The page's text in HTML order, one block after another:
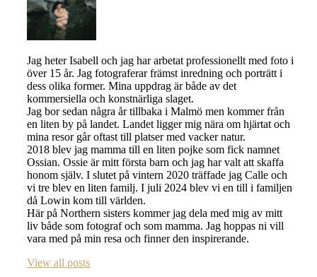
Jag heter Isabell och jag har arbetat professionellt med foto i
över 15 år. Jag fotograferar främst inredning och porträtt i
dess olika former. Mina uppdrag är både av det
kommersiella och konstnärliga slaget.
Jag bor sedan några år tillbaka i Malmö men kommer från
en liten by på landet. Landet ligger mig nära om hjärtat och
mina resor går oftast till platser med vacker natur.
2018 blev jag mamma till en liten pojke som fick namnet
Ossian. Ossie är mitt första barn och jag har valt att skaffa
honom själv. I slutet på vintern 2020 träffade jag Calle och
vi tre blev en liten familj. I juli 2024 blev vi en till i familjen
då Lowin kom till världen.
Här på Northern sisters kommer jag dela med mig av mitt
liv både som fotograf och som mamma. Jag hoppas ni vill
vara med på min resa och finner den inspirerande.
View all posts